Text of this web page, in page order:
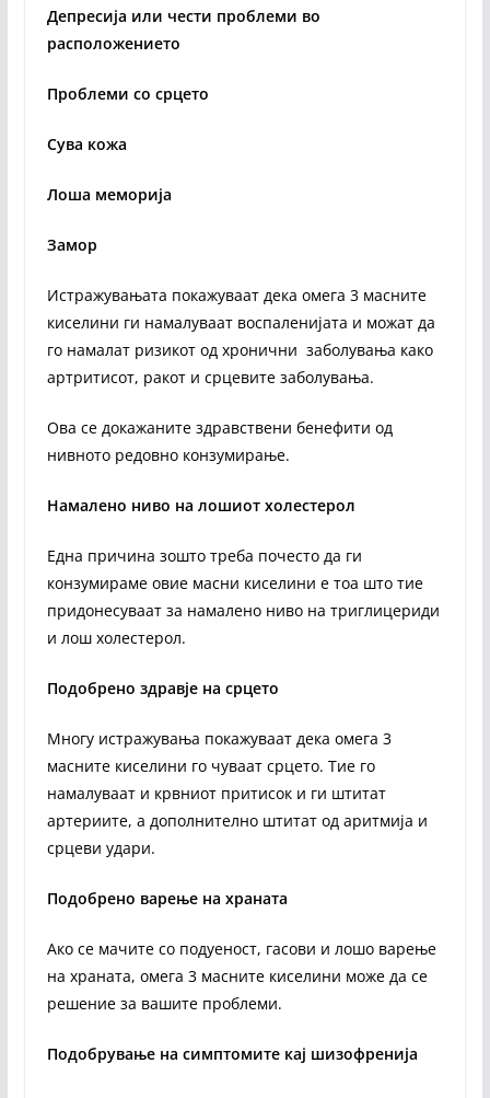
Депресија или чести проблеми во
расположението
Проблеми со срцето
Сува кожа
Лоша меморија
Замор
Истражувањата покажуваат дека омега 3 масните
киселини ги намалуваат воспаленијата и можат да
го намалат ризикот од хронични заболувања како
артритисот, ракот и срцевите заболувања.
Ова се докажаните здравствени бенефити од
нивното редовно конзумирање.
Намалено ниво на лошиот холестерол
Една причина зошто треба почесто да ги
конзумираме овие масни киселини е тоа што тие
придонесуваат за намалено ниво на триглицериди
и лош холестерол.
Подобрено здравје на срцето
Многу истражувања покажуваат дека омега 3
масните киселини го чуваат срцето. Тие го
намалуваат и крвниот притисок и ги штитат
артериите, а дополнително штитат од аритмија и
срцеви удари.
Подобрено варење на храната
Ако се мачите со подуеност, гасови и лошо варење
на храната, омега 3 масните киселини може да се
решение за вашите проблеми.
Подобрување на симптомите кај шизофренија